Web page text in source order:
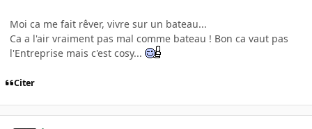
Moi ca me fait rêver, vivre sur un bateau...
Ca a l'air vraiment pas mal comme bateau ! Bon ca vaut pas
l'Entreprise mais c'est cosy...
Citer